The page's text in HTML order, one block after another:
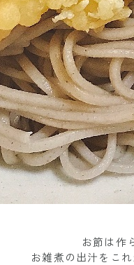
お節は作
お雑煮の出汁をこ